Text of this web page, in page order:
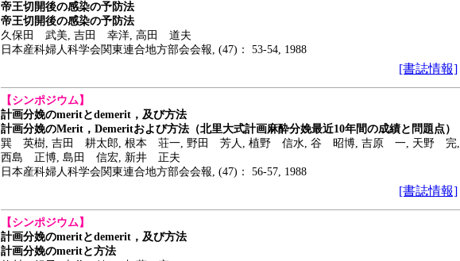
帝王切開後の感染の予防法
帝王切開後の感染の予防法
久保田 武美, 吉田 幸洋, 高田 道夫
日本産科婦人科学会関東連合地方部会会報, (47)： 53-54, 1988
[書誌情報]
【シンポジウム】
計画分娩のmeritとdemerit，及び方法
計画分娩のMerit，Demeritおよび方法（北里大式計画麻酔分娩最近10年間の成績と問題点）
巽 英樹, 吉田 耕太郎, 根本 荘一, 野田 芳人, 植野 信水, 谷 昭博, 吉原 一, 天野 完,
西島 正博, 島田 信宏, 新井 正夫
日本産科婦人科学会関東連合地方部会会報, (47)： 56-57, 1988
[書誌情報]
【シンポジウム】
計画分娩のmeritとdemerit，及び方法
計画分娩のmeritと方法